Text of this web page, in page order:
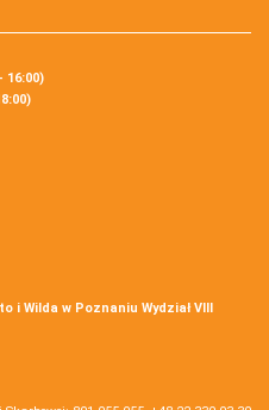
16:00)
i Wilda w Poznaniu Wydział VIII